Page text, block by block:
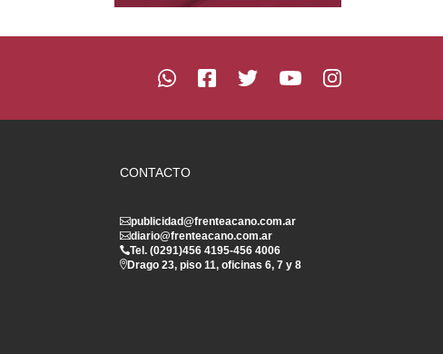
CONTACTO
publicidad@frenteacano.com.ar
diario@frenteacano.com.ar
Tel. (0291)456 4195-456 4006
Drago 23, piso 11, oficinas 6, 7 y 8